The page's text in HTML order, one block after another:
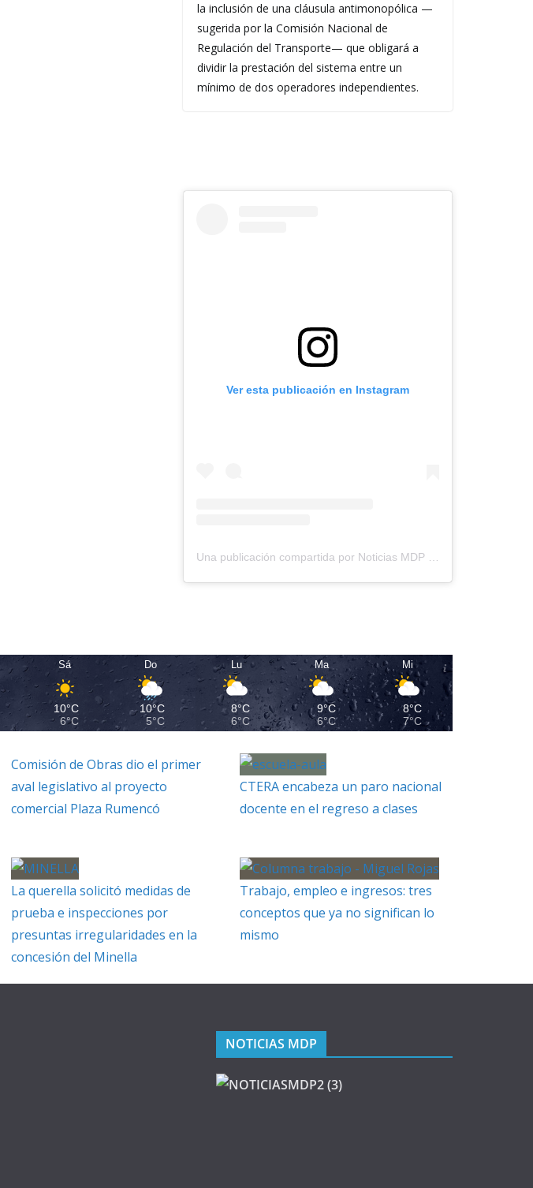
la inclusión de una cláusula antimonopólica —
sugerida por la Comisión Nacional de
Regulación del Transporte— que obligará a
dividir la prestación del sistema entre un
mínimo de dos operadores independientes.
Ver esta publicación en Instagram
Una publicación compartida por Noticias MDP (@noticiasmdp)
Sá
10°C
6°C
Do
10°C
5°C
Lu
8°C
6°C
Ma
9°C
6°C
Mi
8°C
7°C
Comisión de Obras dio el primer
aval legislativo al proyecto
comercial Plaza Rumencó
CTERA encabeza un paro nacional
docente en el regreso a clases
La querella solicitó medidas de
prueba e inspecciones por
presuntas irregularidades en la
concesión del Minella
Trabajo, empleo e ingresos: tres
conceptos que ya no significan lo
mismo
NOTICIAS MDP